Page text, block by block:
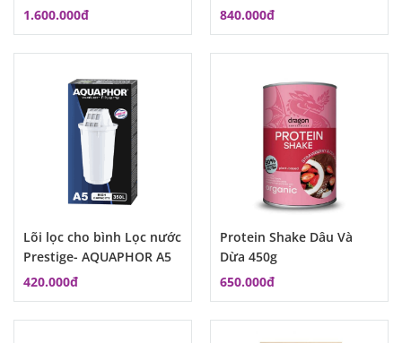
1.600.000đ lõi lọc ở trong nước đục
840.000đ
Lõi lọc cho bình Lọc nước
Prestige- AQUAPHOR A5
420.000đ
Protein Shake Dâu Và
Dừa 450g
650.000đ